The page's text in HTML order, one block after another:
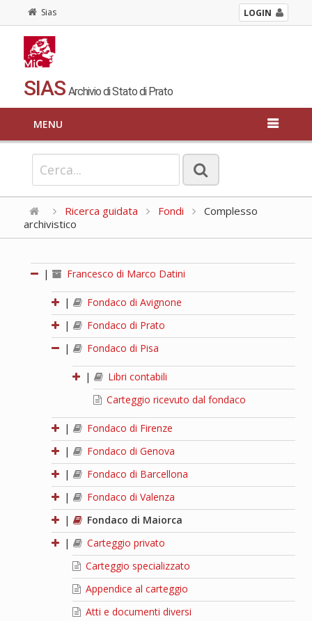
Sias LOGIN
SIAS Archivio di Stato di Prato
MENU
Ricerca guidata Fondi
Complesso
archivistico
| Francesco di Marco Datini
|
Fondaco di Avignone
|
Fondaco di Prato
|
Fondaco di Pisa
|
Libri contabili
Carteggio ricevuto dal fondaco
|
Fondaco di Firenze
|
Fondaco di Genova
|
Fondaco di Barcellona
|
Fondaco di Valenza
|
Fondaco di Maiorca
|
Carteggio privato
Carteggio specializzato
Appendice al carteggio
Atti e documenti diversi